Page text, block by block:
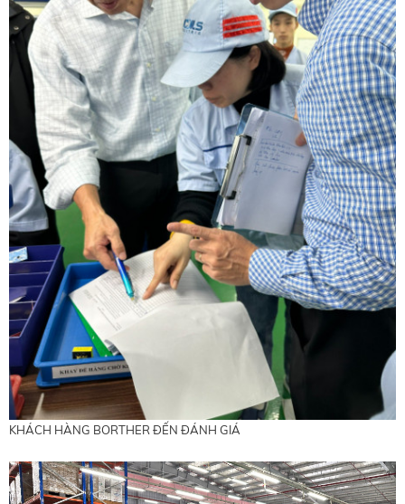
KHÁCH HÀNG BORTHER ĐẾN ĐÁNH GIÁ